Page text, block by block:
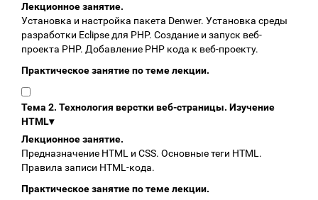
Лекционное занятие.
Установка и настройка пакета Denwer. Установка среды
разработки Eclipse для PHP. Создание и запуск веб-
проекта PHP. Добавление PHP кода к веб-проекту.
Практическое занятие по теме лекции.
Тема 2. Технология верстки веб-страницы. Изучение
HTML▾
Лекционное занятие.
Предназначение HTML и CSS. Основные теги HTML.
Правила записи HTML-кода.
Практическое занятие по теме лекции.